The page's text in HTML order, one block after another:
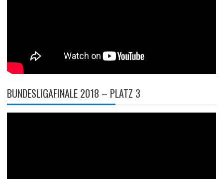
BUNDESLIGAFINALE 2018 – PLATZ 3